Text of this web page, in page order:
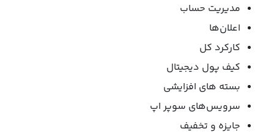
مدیریت حساب
اعلان‌ها
کارکرد کل
کیف پول دیجیتال
بسته های افزایشی
سرویس‌های سوپر اپ
جایزه و تخفیف